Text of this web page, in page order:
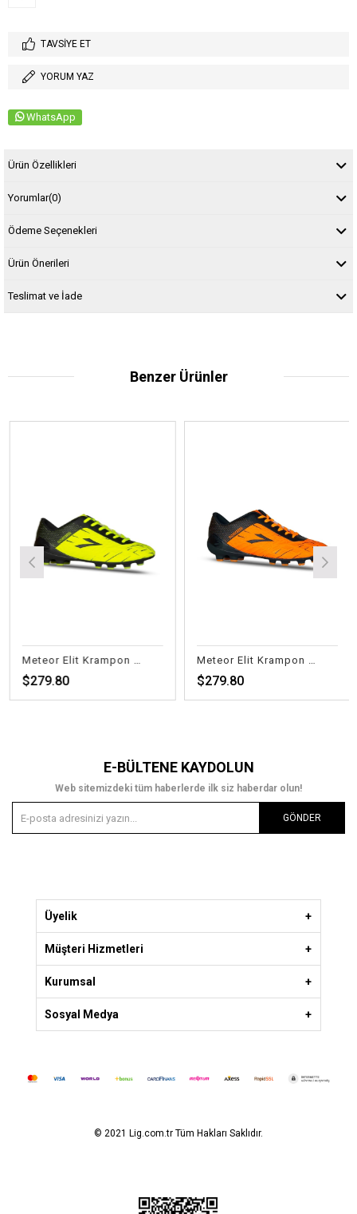
TAVSIYE ET
YORUM YAZ
WhatsApp
Ürün Özellikleri
Yorumlar(0)
Ödeme Seçenekleri
Ürün Önerileri
Teslimat ve İade
Benzer Ürünler
Meteor Elit Krampon Fl.Sarı
$279.80
Meteor Elit Krampon Turuncu
$279.80
E-BÜLTENE KAYDOLUN
Web sitemizdeki tüm haberlerde ilk siz haberdar olun!
GÖNDER
Üyelik
Müşteri Hizmetleri
Kurumsal
Sosyal Medya
© 2021 Lig.com.tr Tüm Hakları Saklıdır.